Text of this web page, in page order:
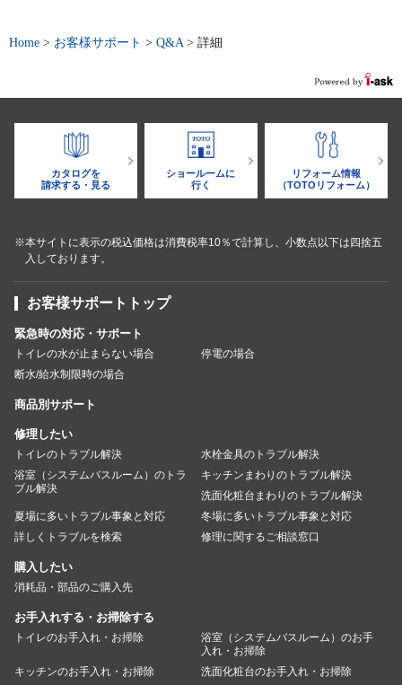
Home > お客様サポート > Q&A > 詳細
カタログを
請求する・見る
ショールームに
行く
リフォーム情報
（TOTOリフォーム）
※本サイトに表示の税込価格は消費税率10％で計算し、小数点以下は四捨五
入しております。
お客様サポートトップ
緊急時の対応・サポート
トイレの水が止まらない場合
停電の場合
断水/給水制限時の場合
商品別サポート
修理したい
トイレのトラブル解決
水栓金具のトラブル解決
浴室（システムバスルーム）のトラ
ブル解決
キッチンまわりのトラブル解決
洗面化粧台まわりのトラブル解決
夏場に多いトラブル事象と対応
冬場に多いトラブル事象と対応
詳しくトラブルを検索
修理に関するご相談窓口
購入したい
消耗品・部品のご購入先
お手入れする・お掃除する
トイレのお手入れ・お掃除
浴室（システムバスルーム）のお手
入れ・お掃除
キッチンのお手入れ・お掃除
洗面化粧台のお手入れ・お掃除